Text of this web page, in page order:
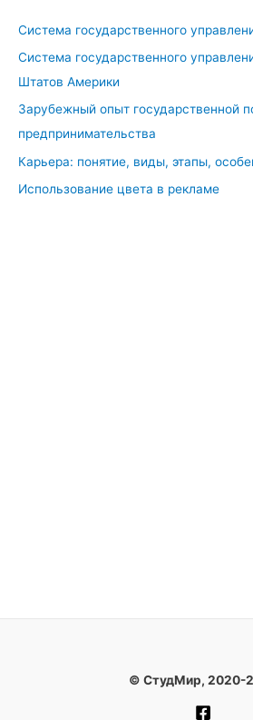
Система государственного
Система государственного
Штатов Америки
Зарубежный опыт государственной
предпринимательства
Карьера: понятие, виды, этапы,
Использование цвета в рекламе
© СтудМир, 2020-